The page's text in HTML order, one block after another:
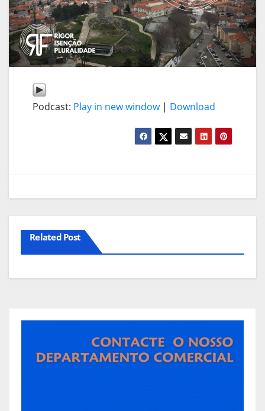
Podcast: Play in new window| Download
Related Post